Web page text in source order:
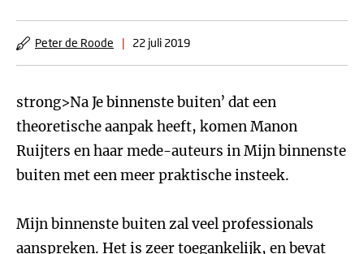
Peter de Roode | 22 juli 2019
strong>Na Je binnenste buiten’ dat een
theoretische aanpak heeft, komen Manon
Ruijters en haar mede-auteurs in Mijn binnenste
buiten met een meer praktische insteek.
Mijn binnenste buiten zal veel professionals
aanspreken. Het is zeer toegankelijk, en bevat